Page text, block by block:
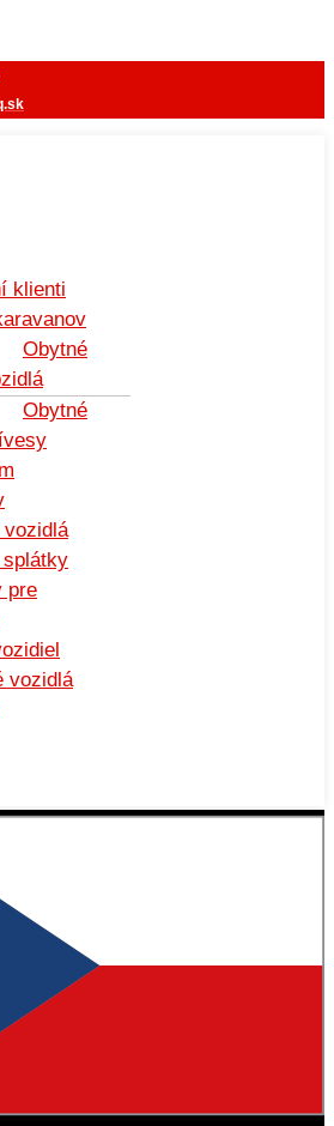
klienti
Obytné
Obytné
vozidlá
splátky
pre
vozidlá